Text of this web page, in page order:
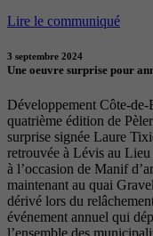
Lire le communiqué
3 septembre 2024
Une oeuvre surprise pour
Développement Côte-de-
quatrième édition de
surprise signée Laure
retrouvée à Lévis au
à l’occasion de Manif
maintenant au quai
dérivé lors du
événement annuel qui